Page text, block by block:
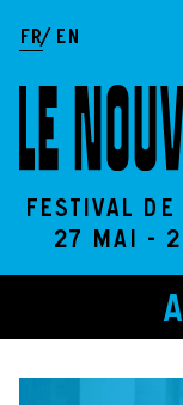
FR EN
Festival
27 Mai -